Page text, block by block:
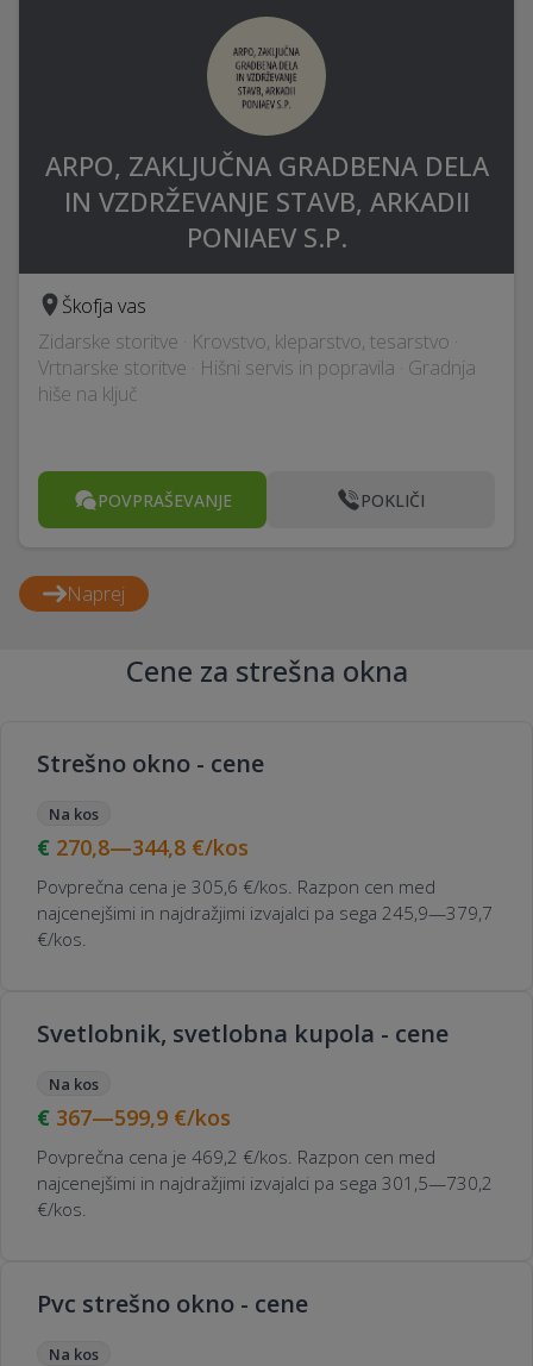
ARPO, ZAKLJUČNA GRADBENA DELA
IN VZDRŽEVANJE STAVB, ARKADII
PONIAEV S.P.
Škofja vas
Zidarske storitve · Krovstvo, kleparstvo, tesarstvo ·
Vrtnarske storitve · Hišni servis in popravila · Gradnja
hiše na ključ
POVPRAŠEVANJE POKLIČI
Naprej
Cene za strešna okna
Strešno okno - cene
Na kos
270,8—344,8 €/kos
Povprečna cena je 305,6 €/kos. Razpon cen med
najcenejšimi in najdražjimi izvajalci pa sega 245,9—379,7
€/kos.
Svetlobnik, svetlobna kupola - cene
Na kos
367—599,9 €/kos
Povprečna cena je 469,2 €/kos. Razpon cen med
najcenejšimi in najdražjimi izvajalci pa sega 301,5—730,2
€/kos.
Pvc strešno okno - cene
Na kos